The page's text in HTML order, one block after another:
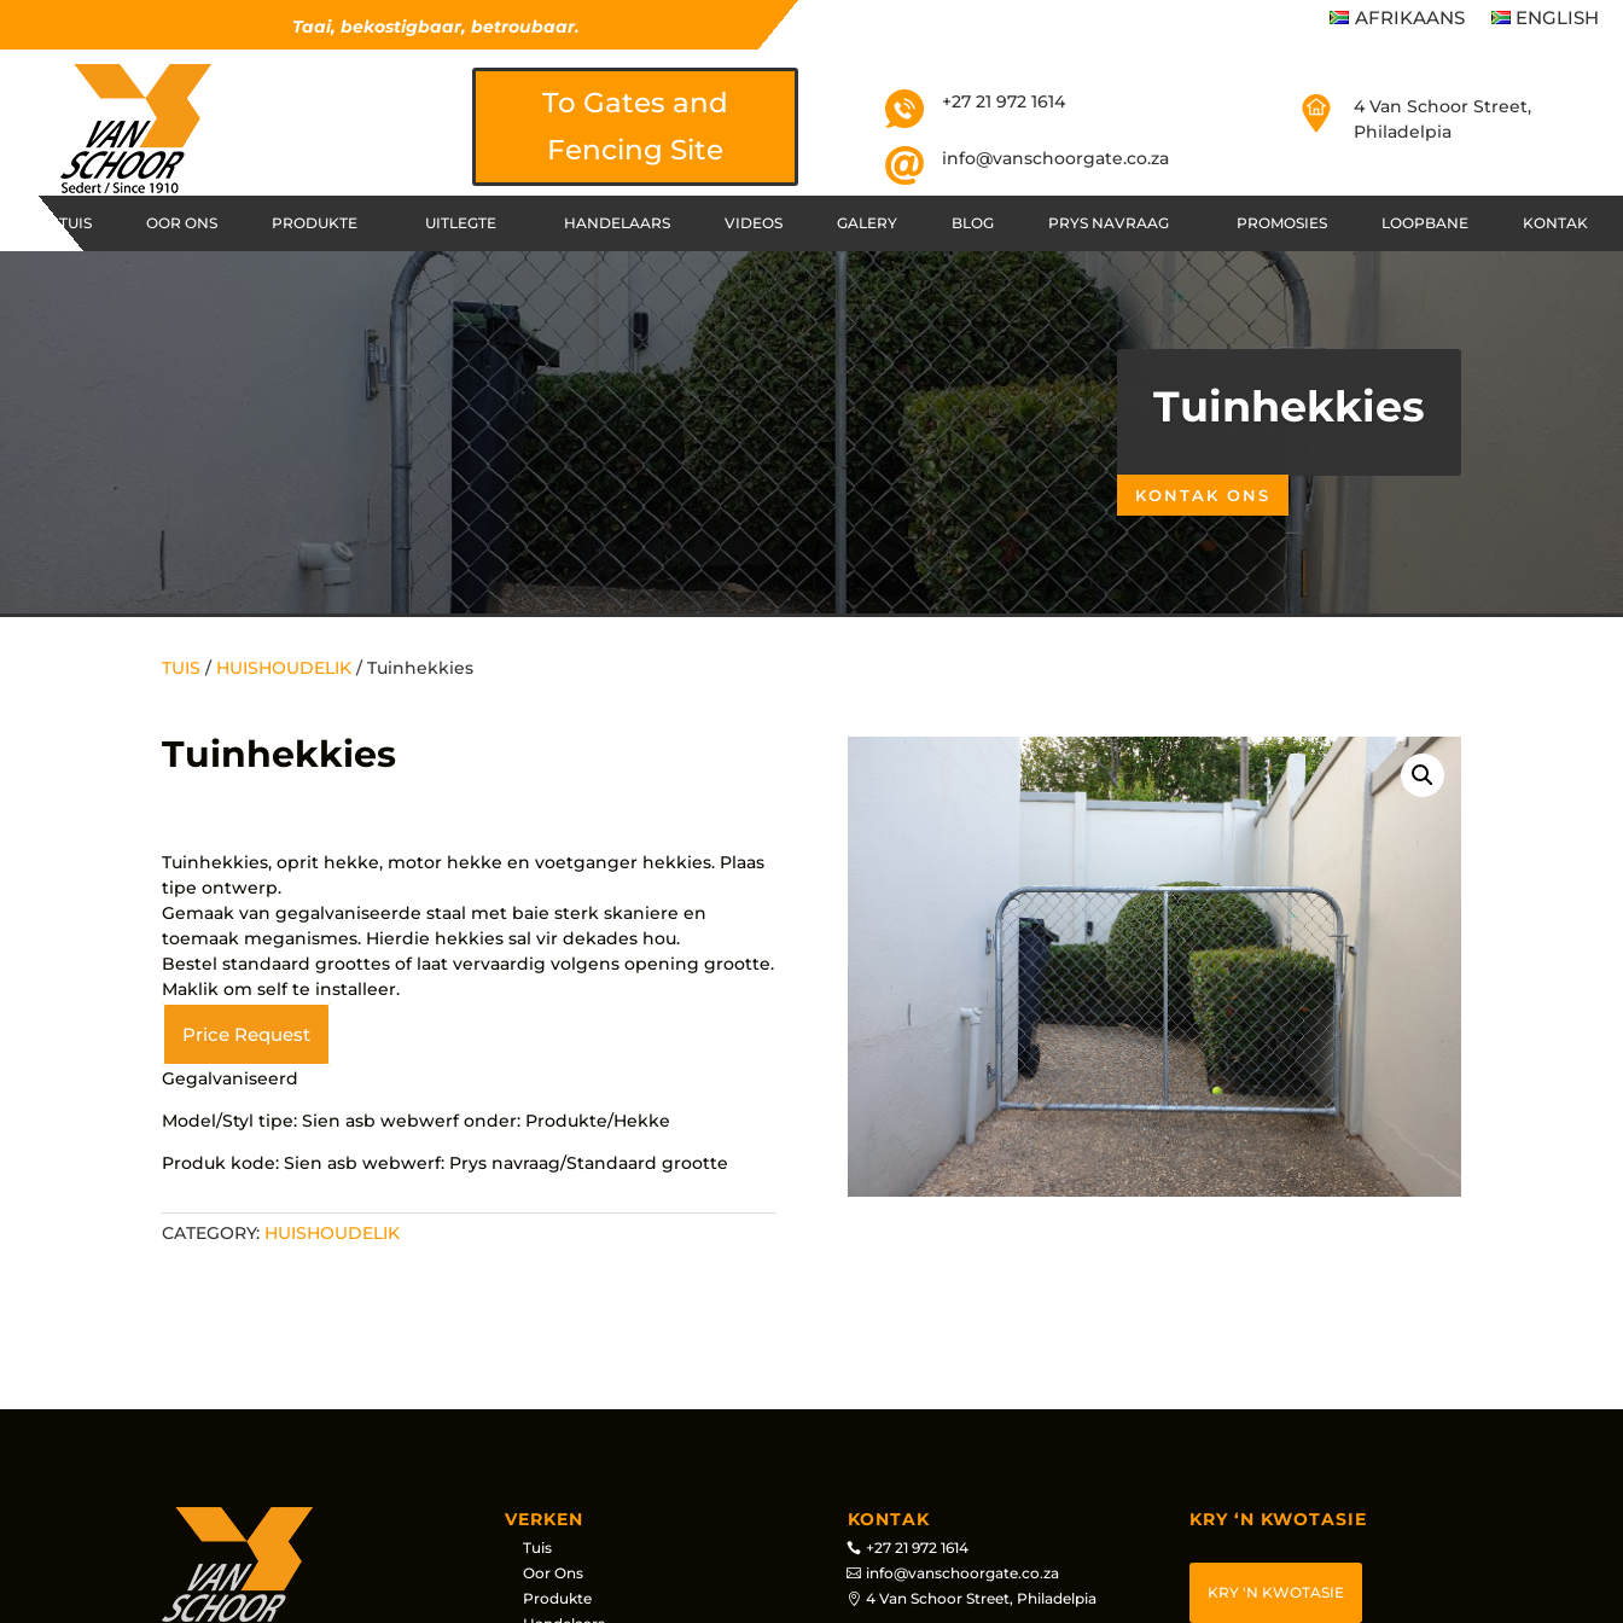
Taai, bekostigbaar, betroubaar. AFRIKAANS ENGLISH
To Gates and
Fencing Site
+27 21 972 1614
info@vanschoorgate.co.za
4 Van Schoor Street,
Philadelpia
TUIS OOR ONS PRODUKTE UITLEGTE HANDELAARS VIDEOS GALERY BLOG PRYS NAVRAAG PROMOSIES LOOPBANE KONTAK
Tuinhekkies
KONTAK ONS
TUIS / HUISHOUDELIK / Tuinhekkies
Tuinhekkies
Tuinhekkies, oprit hekke, motor hekke en voetganger hekkies. Plaas
tipe ontwerp.
Gemaak van gegalvaniseerde staal met baie sterk skaniere en
toemaak meganismes. Hierdie hekkies sal vir dekades hou.
Bestel standaard groottes of laat vervaardig volgens opening grootte.
Maklik om self te installeer.
Price Request
Gegalvaniseerd
Model/Styl tipe: Sien asb webwerf onder: Produkte/Hekke
Produk kode: Sien asb webwerf: Prys navraag/Standaard grootte
CATEGORY: HUISHOUDELIK
VERKEN
Tuis
Oor Ons
Produkte
KONTAK
+27 21 972 1614
info@vanschoorgate.co.za
4 Van Schoor Street, Philadelpia
KRY ‘N KWOTASIE
KRY 'N KWOTASIE